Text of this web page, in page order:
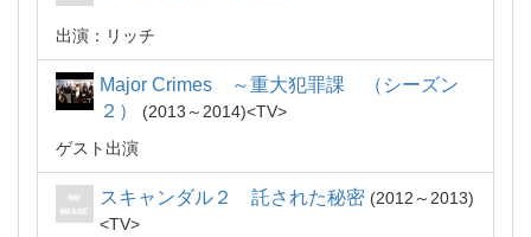
出演：リッチ
Major Crimes ～重大犯罪課 （シーズン
２）
2013～2014
TV
ゲスト出演
スキャンダル２ 託された秘密
2012～2013
TV